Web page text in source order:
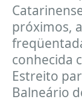
próximos,
conhecida
Estreito
Balneário